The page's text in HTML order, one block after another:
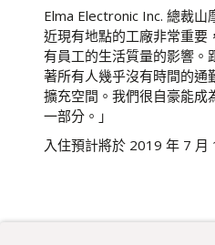
Elma Electronic Inc. 總裁
近現有地點的工廠非常重要
有員工的生活質量的影響。
著所有人幾乎沒有時間的通
擴充空間。我們很自豪能成
一部分。」
入住預計將於 2019 年 7 月